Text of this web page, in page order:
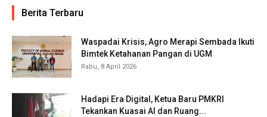
Berita Terbaru
Waspadai Krisis, Agro Merapi Sembada Ikuti
Bimtek Ketahanan Pangan di UGM
Rabu, 8 April 2026
Hadapi Era Digital, Ketua Baru PMKRI
Tekankan Kuasai AI dan Ruang...